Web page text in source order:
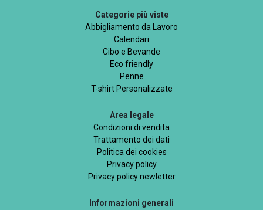
Categorie più viste
Abbigliamento da Lavoro
Calendari
Cibo e Bevande
Eco friendly
Penne
T-shirt Personalizzate
Area legale
Condizioni di vendita
Trattamento dei dati
Politica dei cookies
Privacy policy
Privacy policy newletter
Informazioni generali